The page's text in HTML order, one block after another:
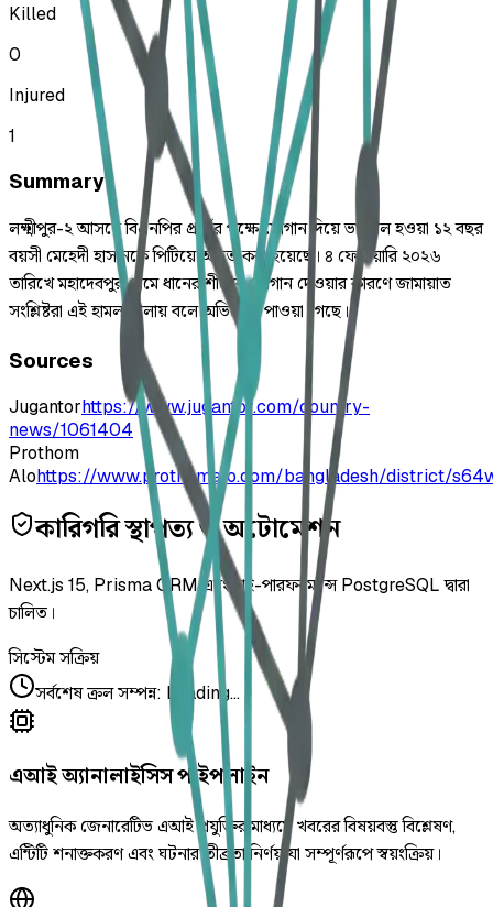
Killed
0
Injured
1
Summary
লক্ষ্মীপুর-২ আসনে বিএনপির প্রার্থীর পক্ষে স্লোগান দিয়ে ভাইরাল হওয়া ১২ বছর
বয়সী মেহেদী হাসানকে পিটিয়ে আহত করা হয়েছে। ৪ ফেব্রুয়ারি ২০২৬
তারিখে মহাদেবপুর গ্রামে ধানের শীষের স্লোগান দেওয়ার কারণে জামায়াত
সংশ্লিষ্টরা এই হামলা চালায় বলে অভিযোগ পাওয়া গেছে।
Sources
Jugantorhttps://www.jugantor.com/country-
news/1061404
Prothom
Alohttps://www.prothomalo.com/bangladesh/district/
কারিগরি স্থাপত্য ও অটোমেশন
Next.js 15, Prisma ORM এবং হাই-পারফরম্যান্স PostgreSQL দ্বারা
চালিত।
সিস্টেম সক্রিয়
সর্বশেষ ক্রল সম্পন্ন: Loading...
এআই অ্যানালাইসিস পাইপলাইন
অত্যাধুনিক জেনারেটিভ এআই প্রযুক্তির মাধ্যমে খবরের বিষয়বস্তু বিশ্লেষণ,
এন্টিটি শনাক্তকরণ এবং ঘটনার তীব্রতা নির্ণয় যা সম্পূর্ণরূপে স্বয়ংক্রিয়।